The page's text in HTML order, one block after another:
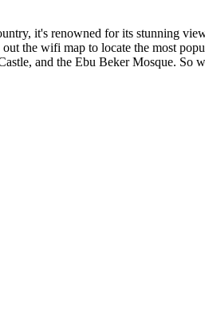
it's renowned for its stunning
the wifi map to locate the most
and the Ebu Beker Mosque. So